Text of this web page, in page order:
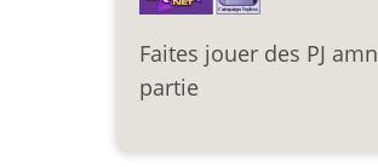
Faites jouer des PJ
partie